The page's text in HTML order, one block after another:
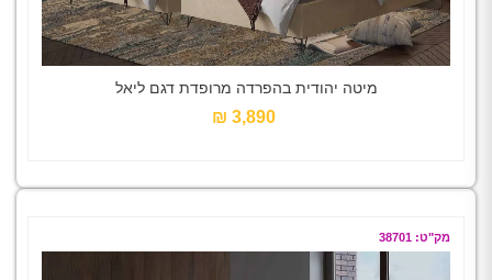
מיטה יהודית בהפרדה מרופדת דגם ליאל
3,890 ₪‎
מק"ט: 38701